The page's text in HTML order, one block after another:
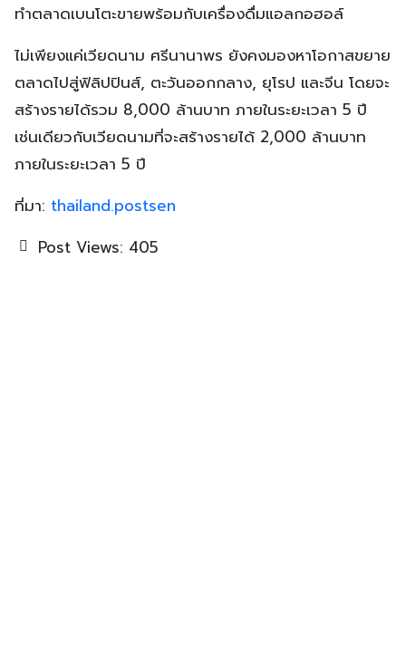
ทำตลาดเบนโตะขายพร้อมกับเครื่องดื่มแอลกอฮอล์
ไม่เพียงแค่เวียดนาม ศรีนานาพร ยังคงมองหาโอกาสขยาย
ตลาดไปสู่ฟิลิปปินส์, ตะวันออกกลาง, ยุโรป และจีน โดยจะ
สร้างรายได้รวม 8,000 ล้านบาท ภายในระยะเวลา 5 ปี
เช่นเดียวกับเวียดนามที่จะสร้างรายได้ 2,000 ล้านบาท
ภายในระยะเวลา 5 ปี
ที่มา: thailand.postsen
Post Views: 405